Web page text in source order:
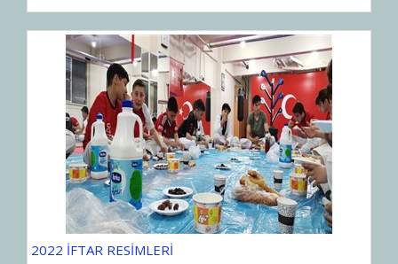
2022 İFTAR RESİMLERİ